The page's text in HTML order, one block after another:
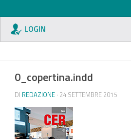
LOGIN
0_copertina.indd
DI REDAZIONE · 24 SETTEMBRE 2015